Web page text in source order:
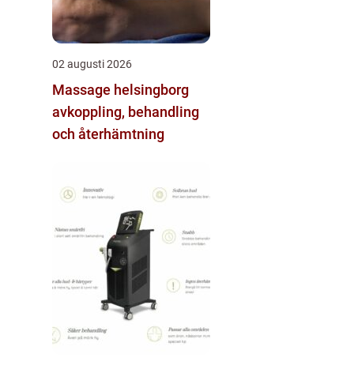
02 augusti 2026
Massage helsingborg
avkoppling, behandling
och återhämtning